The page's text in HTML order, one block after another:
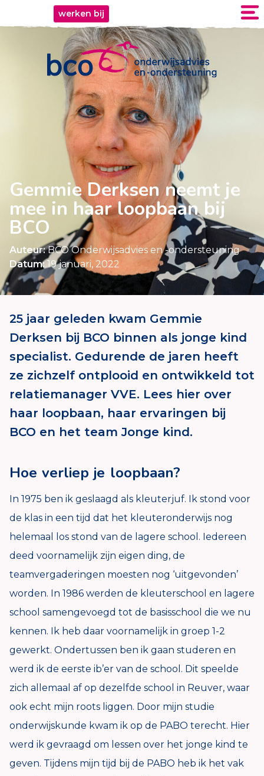
werken bij
Gemmie Derksen neemt je
mee in haar loopbaan bij
BCO
Auteur:BCO Onderwijsadvies en -ondersteuning
Datum:19 januari, 2022
25 jaar geleden kwam Gemmie
Derksen bij BCO binnen als jonge kind
specialist. Gedurende de jaren heeft
ze zichzelf ontplooid en ontwikkeld tot
relatiemanager VVE. Lees hier over
haar loopbaan, haar ervaringen bij
BCO en het team Jonge kind.
Hoe verliep je loopbaan?
In 1975 ben ik geslaagd als kleuterjuf. Ik stond voor
de klas in een tijd dat het kleuteronderwijs nog
helemaal los stond van de lagere school. Iedereen
deed voornamelijk zijn eigen ding, de
teamvergaderingen moesten nog ‘uitgevonden’
worden. In 1986 werden de kleuterschool en lagere
school samengevoegd tot de basisschool die we nu
kennen. Ik heb daar voornamelijk in groep 1-2
gewerkt. Ondertussen ben ik gaan studeren en
werd ik de eerste ib’er van de school. Dit speelde
zich allemaal af op dezelfde school in Reuver, waar
ook echt mijn roots liggen. Door mijn studie
onderwijskunde kwam ik op de PABO terecht. Hier
werd ik gevraagd om lessen over het jonge kind te
geven. Tijdens mijn tijd bij de PABO heb ik het vak